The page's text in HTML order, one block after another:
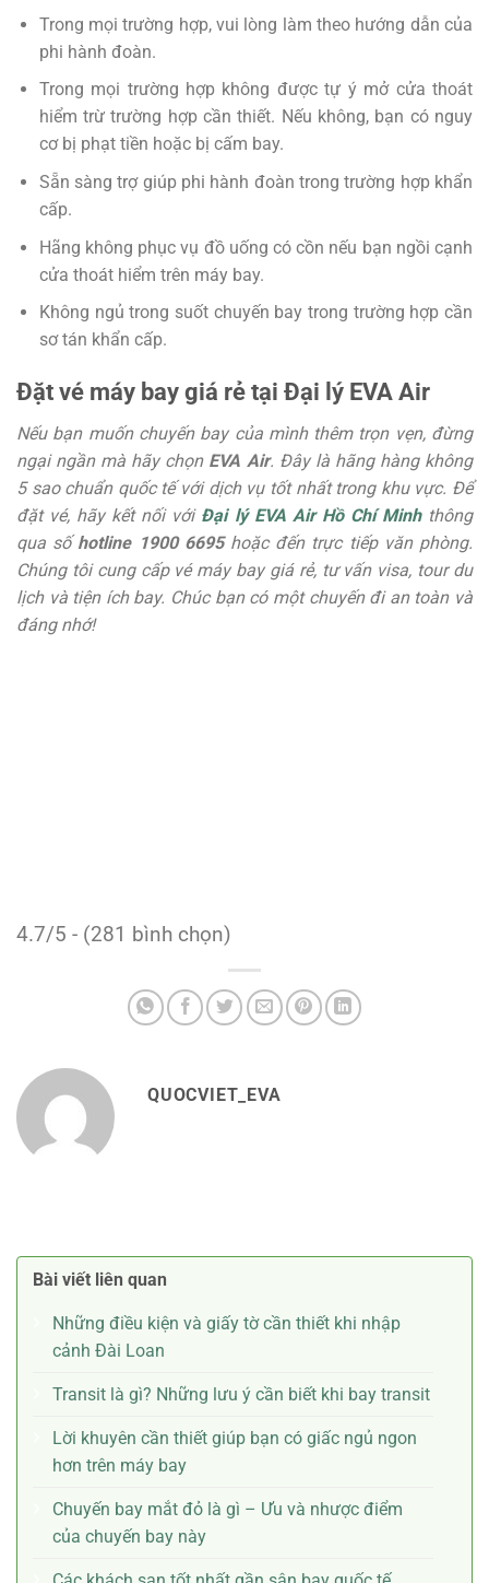
Trong mọi trường hợp, vui lòng làm theo hướng dẫn của
phi hành đoàn.
Trong mọi trường hợp không được tự ý mở cửa thoát
hiểm trừ trường hợp cần thiết. Nếu không, bạn có nguy
cơ bị phạt tiền hoặc bị cấm bay.
Sẵn sàng trợ giúp phi hành đoàn trong trường hợp khẩn
cấp.
Hãng không phục vụ đồ uống có cồn nếu bạn ngồi cạnh
cửa thoát hiểm trên máy bay.
Không ngủ trong suốt chuyến bay trong trường hợp cần
sơ tán khẩn cấp.
Đặt vé máy bay giá rẻ tại Đại lý EVA Air
Nếu bạn muốn chuyến bay của mình thêm trọn vẹn, đừng
ngại ngần mà hãy chọn EVA Air. Đây là hãng hàng không
5 sao chuẩn quốc tế với dịch vụ tốt nhất trong khu vực. Để
đặt vé, hãy kết nối với Đại lý EVA Air Hồ Chí Minhthông
qua sốhotline 1900 6695hoặc đến trực tiếp văn phòng.
Chúng tôi cung cấp vé máy bay giá rẻ, tư vấn visa, tour du
lịch và tiện ích bay. Chúc bạn có một chuyến đi an toàn và
đáng nhớ!
4.7/5 - (281 bình chọn)
QUOCVIET_EVA
Bài viết liên quan
Những điều kiện và giấy tờ cần thiết khi nhập
cảnh Đài Loan
Transit là gì? Những lưu ý cần biết khi bay transit
Lời khuyên cần thiết giúp bạn có giấc ngủ ngon
hơn trên máy bay
Chuyến bay mắt đỏ là gì – Ưu và nhược điểm
của chuyến bay này